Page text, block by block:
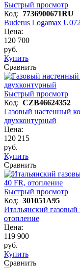
Быстрый просмотр
Код: 7736900671RU
Buderus Logamax
Цена:
120 700
руб.
Купить
Сравнить
Быстрый просмотр
Код: CZB46624352
Газовый настенный
двухконтурный
Цена:
120 215
руб.
Купить
Сравнить
Быстрый просмотр
Код: 301051A95
Итальянский
отопление
Цена:
119 900
руб.
Купить
Сравнить